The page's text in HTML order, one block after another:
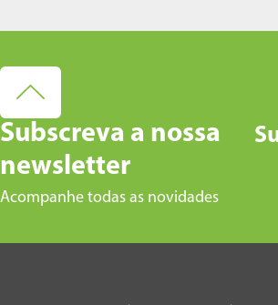
Subscreva a nossa
newsletter
Acompanhe todas as novidades